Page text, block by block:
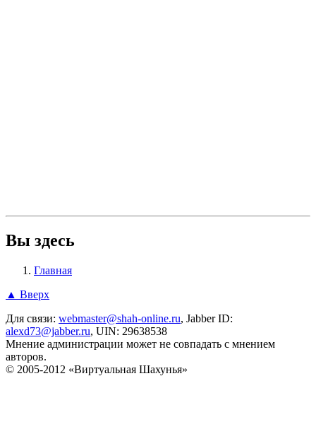
Вы здесь
Главная
▲ Вверх
Для связи: webmaster@shah-online.ru, Jabber ID:
alexd73@jabber.ru, UIN: 29638538
Мнение администрации может не совпадать с мнением
авторов.
© 2005-2012 «Виртуальная Шахунья»